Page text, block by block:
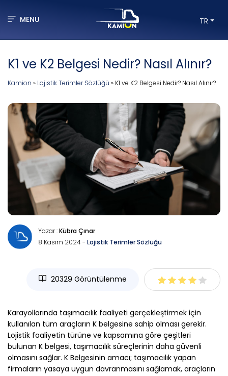
MENU TR
K1 ve K2 Belgesi Nedir? Nasıl Alınır?
Kamion » Lojistik Terimler Sözlüğü » K1 ve K2 Belgesi Nedir? Nasıl Alınır?
Yazar :Kübra Çınar
8 Kasım 2024 - Lojistik Terimler Sözlüğü
20329 Görüntülenme
Karayollarında taşımacılık faaliyeti gerçekleştirmek için
kullanılan tüm araçların K belgesine sahip olması gerekir.
Lojistik faaliyetin türüne ve kapsamına göre çeşitleri
bulunan K belgesi, taşımacılık süreçlerinin daha güvenli
olmasını sağlar. K Belgesinin amacı; taşımacılık yapan
firmaların yasaya uygun davranmasını sağlamak, araçların